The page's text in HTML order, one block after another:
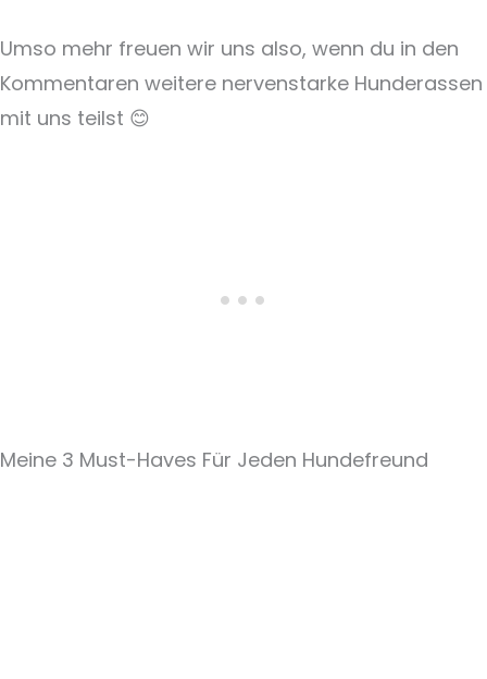
Umso mehr freuen wir uns also, wenn du in den
Kommentaren weitere nervenstarke Hunderassen
mit uns teilst 😊
Meine 3 Must-Haves Für Jeden Hundefreund​